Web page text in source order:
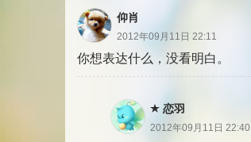
仰肖
2012年09月11日 22:11
你想表达什么，没看明白。
恋羽
2012年09月11日 22:40